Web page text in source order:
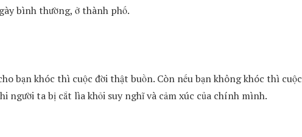
bình thường, ở thành phố.
bạn khóc thì cuộc đời thật buồn. Còn nếu bạn không khóc thì cuộc
người ta bị cắt lìa khỏi suy nghĩ và cảm xúc của chính mình.